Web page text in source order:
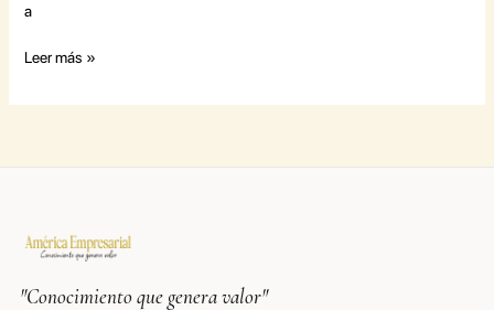
a
Leer más »
"Conocimiento que genera valor"